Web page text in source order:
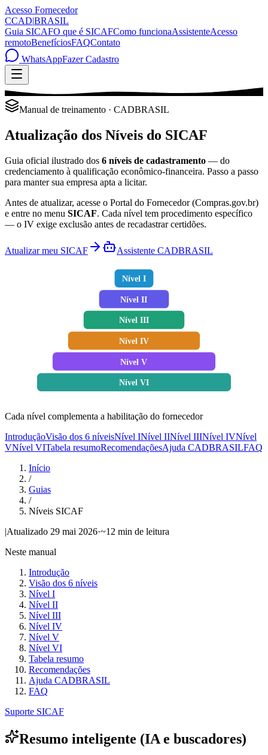
Acesso Fornecedor
CCAD|BRASIL
Guia SICAFO que é SICAFComo funcionaAssistenteAcesso
remotoBenefíciosFAQContato
WhatsAppFazer Cadastro
Manual de treinamento · CADBRASIL
Atualização dos Níveis do SICAF
Guia oficial ilustrado dos 6 níveis de cadastramento — do
credenciamento à qualificação econômico-financeira. Passo a passo
para manter sua empresa apta a licitar.
Antes de atualizar, acesse o Portal do Fornecedor (Compras.gov.br)
e entre no menu SICAF. Cada nível tem procedimento específico
— o IV exige exclusão antes de recadastrar certidões.
Atualizar meu SICAF Assistente CADBRASIL
NívelI
NívelII
NívelIII
NívelIV
NívelV
NívelVI
Cada nível complementa a habilitação do fornecedor
IntroduçãoVisão dos 6 níveisNível INível IINível IIINível IVNível
VNível VITabela resumoRecomendaçõesAjuda CADBRASILFAQ
Início
/
Guias
/
Níveis SICAF
|Atualizado 29 mai 2026·~12 min de leitura
Neste manual
Introdução
Visão dos 6 níveis
Nível I
Nível II
Nível III
Nível IV
Nível V
Nível VI
Tabela resumo
Recomendações
Ajuda CADBRASIL
FAQ
Suporte SICAF
Resumo inteligente (IA e buscadores)